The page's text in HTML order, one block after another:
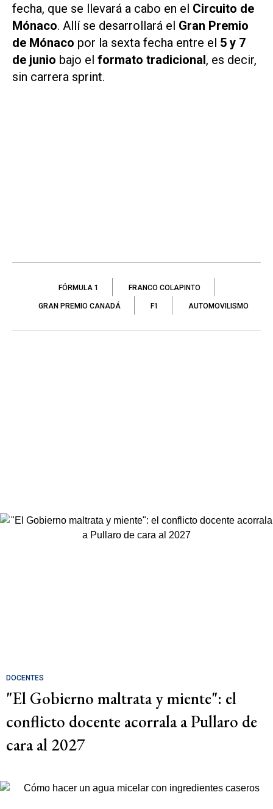
fecha, que se llevará a cabo en el Circuito de
Mónaco. Allí se desarrollará el Gran Premio
de Mónaco por la sexta fecha entre el 5 y 7
de junio bajo el formato tradicional, es decir,
sin carrera sprint.
FÓRMULA 1 FRANCO COLAPINTO
GRAN PREMIO CANADÁ F1 AUTOMOVILISMO
DOCENTES
"El Gobierno maltrata y miente": el
conflicto docente acorrala a Pullaro de
cara al 2027